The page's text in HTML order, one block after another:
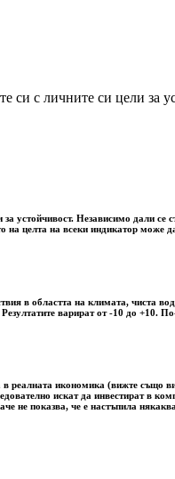
си с личните си цели за
Независимо дали се
на целта на всеки индикатор
в областта на климата, чиста
варират от -10 до +10.
реалната икономика (вижте също
искат да инвестират в
не показва, че е настъпила